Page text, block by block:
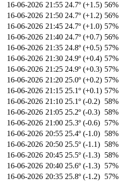
16-06-2026 21:55 24.7º (+1.5) 56%
16-06-2026 21:50 24.7º (+1.2) 56%
16-06-2026 21:45 24.7º (+1.0) 57%
16-06-2026 21:40 24.7º (+0.7) 56%
16-06-2026 21:35 24.8º (+0.5) 57%
16-06-2026 21:30 24.9º (+0.4) 57%
16-06-2026 21:25 24.9º (+0.3) 57%
16-06-2026 21:20 25.0º (+0.2) 57%
16-06-2026 21:15 25.1º (+0.1) 57%
16-06-2026 21:10 25.1º (-0.2) 58%
16-06-2026 21:05 25.2º (-0.3) 58%
16-06-2026 21:00 25.3º (-0.6) 57%
16-06-2026 20:55 25.4º (-1.0) 58%
16-06-2026 20:50 25.5º (-1.1) 58%
16-06-2026 20:45 25.5º (-1.3) 58%
16-06-2026 20:40 25.6º (-1.3) 57%
16-06-2026 20:35 25.8º (-1.2) 57%